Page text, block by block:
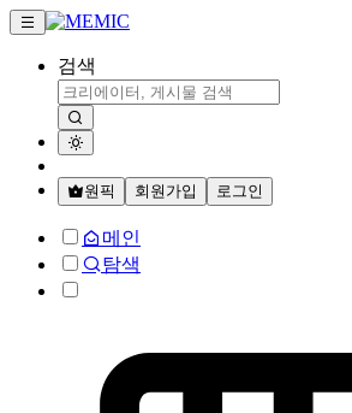
검색
원픽 회원가입 로그인
메인
탐색